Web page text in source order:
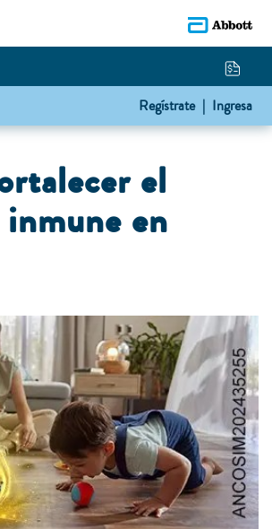
Regístrate | Ingresa
el
en